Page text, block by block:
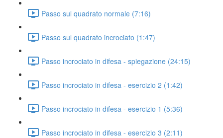
Passo sul quadrato normale (7:16)
Passo sul quadrato incrociato (1:47)
Passo incrociato in difesa - spiegazione (24:15)
Passo incrociato in difesa - esercizio 2 (1:42)
Passo incrociato in difesa - esercizio 1 (5:36)
Passo incrociato in difesa - esercizio 3 (2:11)